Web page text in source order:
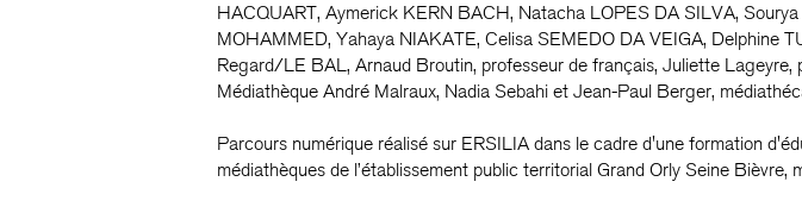
HACQUART, Aymerick KERN BACH, Natacha LOPES DA SILVA,
MOHAMMED, Yahaya NIAKATE, Celisa SEMEDO DA VEIGA, Delphine
Regard/LE BAL, Arnaud Broutin, professeur de français, Juliette Lageyre,
Médiathèque André Malraux, Nadia Sebahi et Jean-Paul Berger,
Parcours numérique réalisé sur ERSILIA dans le cadre d'une formation
médiathèques de l’établissement public territorial Grand Orly Seine